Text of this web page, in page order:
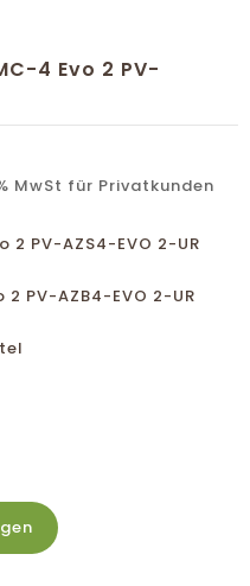
4 Evo 2 PV-
MwSt für Privatkunden
PV-AZS4-EVO 2-UR
PV-AZB4-EVO 2-UR